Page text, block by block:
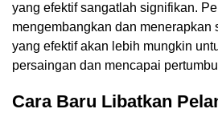
yang efektif sangatlah signifikan.
mengembangkan dan menerapkan
yang efektif akan lebih mungkin
persaingan dan mencapai
Cara Baru Libatkan